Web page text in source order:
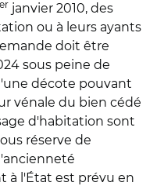
er janvier 2010, des
ou à leurs ayants
doit être
sous peine de
décote pouvant
vénale du bien cédé
d'habitation sont
réserve de
à l'État est prévu en